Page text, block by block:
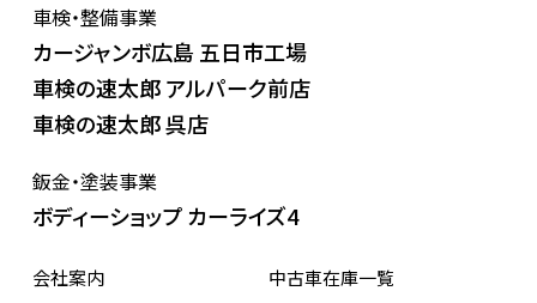
車検・整備事業
カージャンボ広島 五日市工場
車検の速太郎 アルパーク前店
車検の速太郎 呉店
鈑金・塗装事業
ボディーショップ カーライズ4
会社案内
中古車在庫一覧